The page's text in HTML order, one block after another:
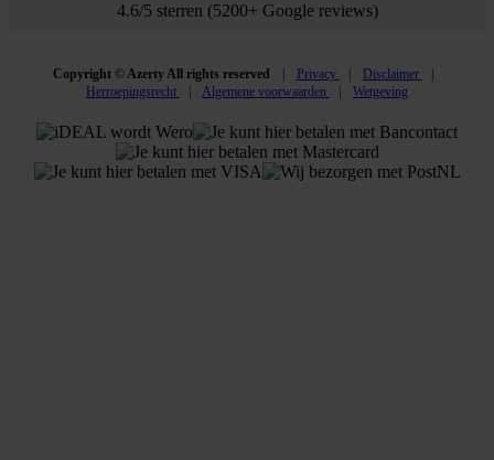
4.6/5 sterren (5200+ Google reviews)
Copyright © Azerty All rights reserved Privacy
Disclaimer
Herroepingsrecht
Algemene voorwaarden Wetgeving